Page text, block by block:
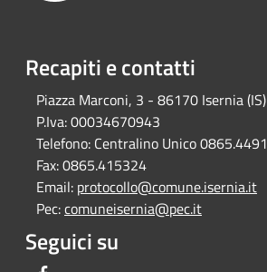
Recapiti e contatti
Piazza Marconi, 3 - 86170 Isernia (IS)
P.Iva:00034670943
Telefono: Centralino Unico 0865.4491
Fax:0865.415324
Email: protocollo@comune.isernia.it
Pec:comuneisernia@pec.it
Seguici su